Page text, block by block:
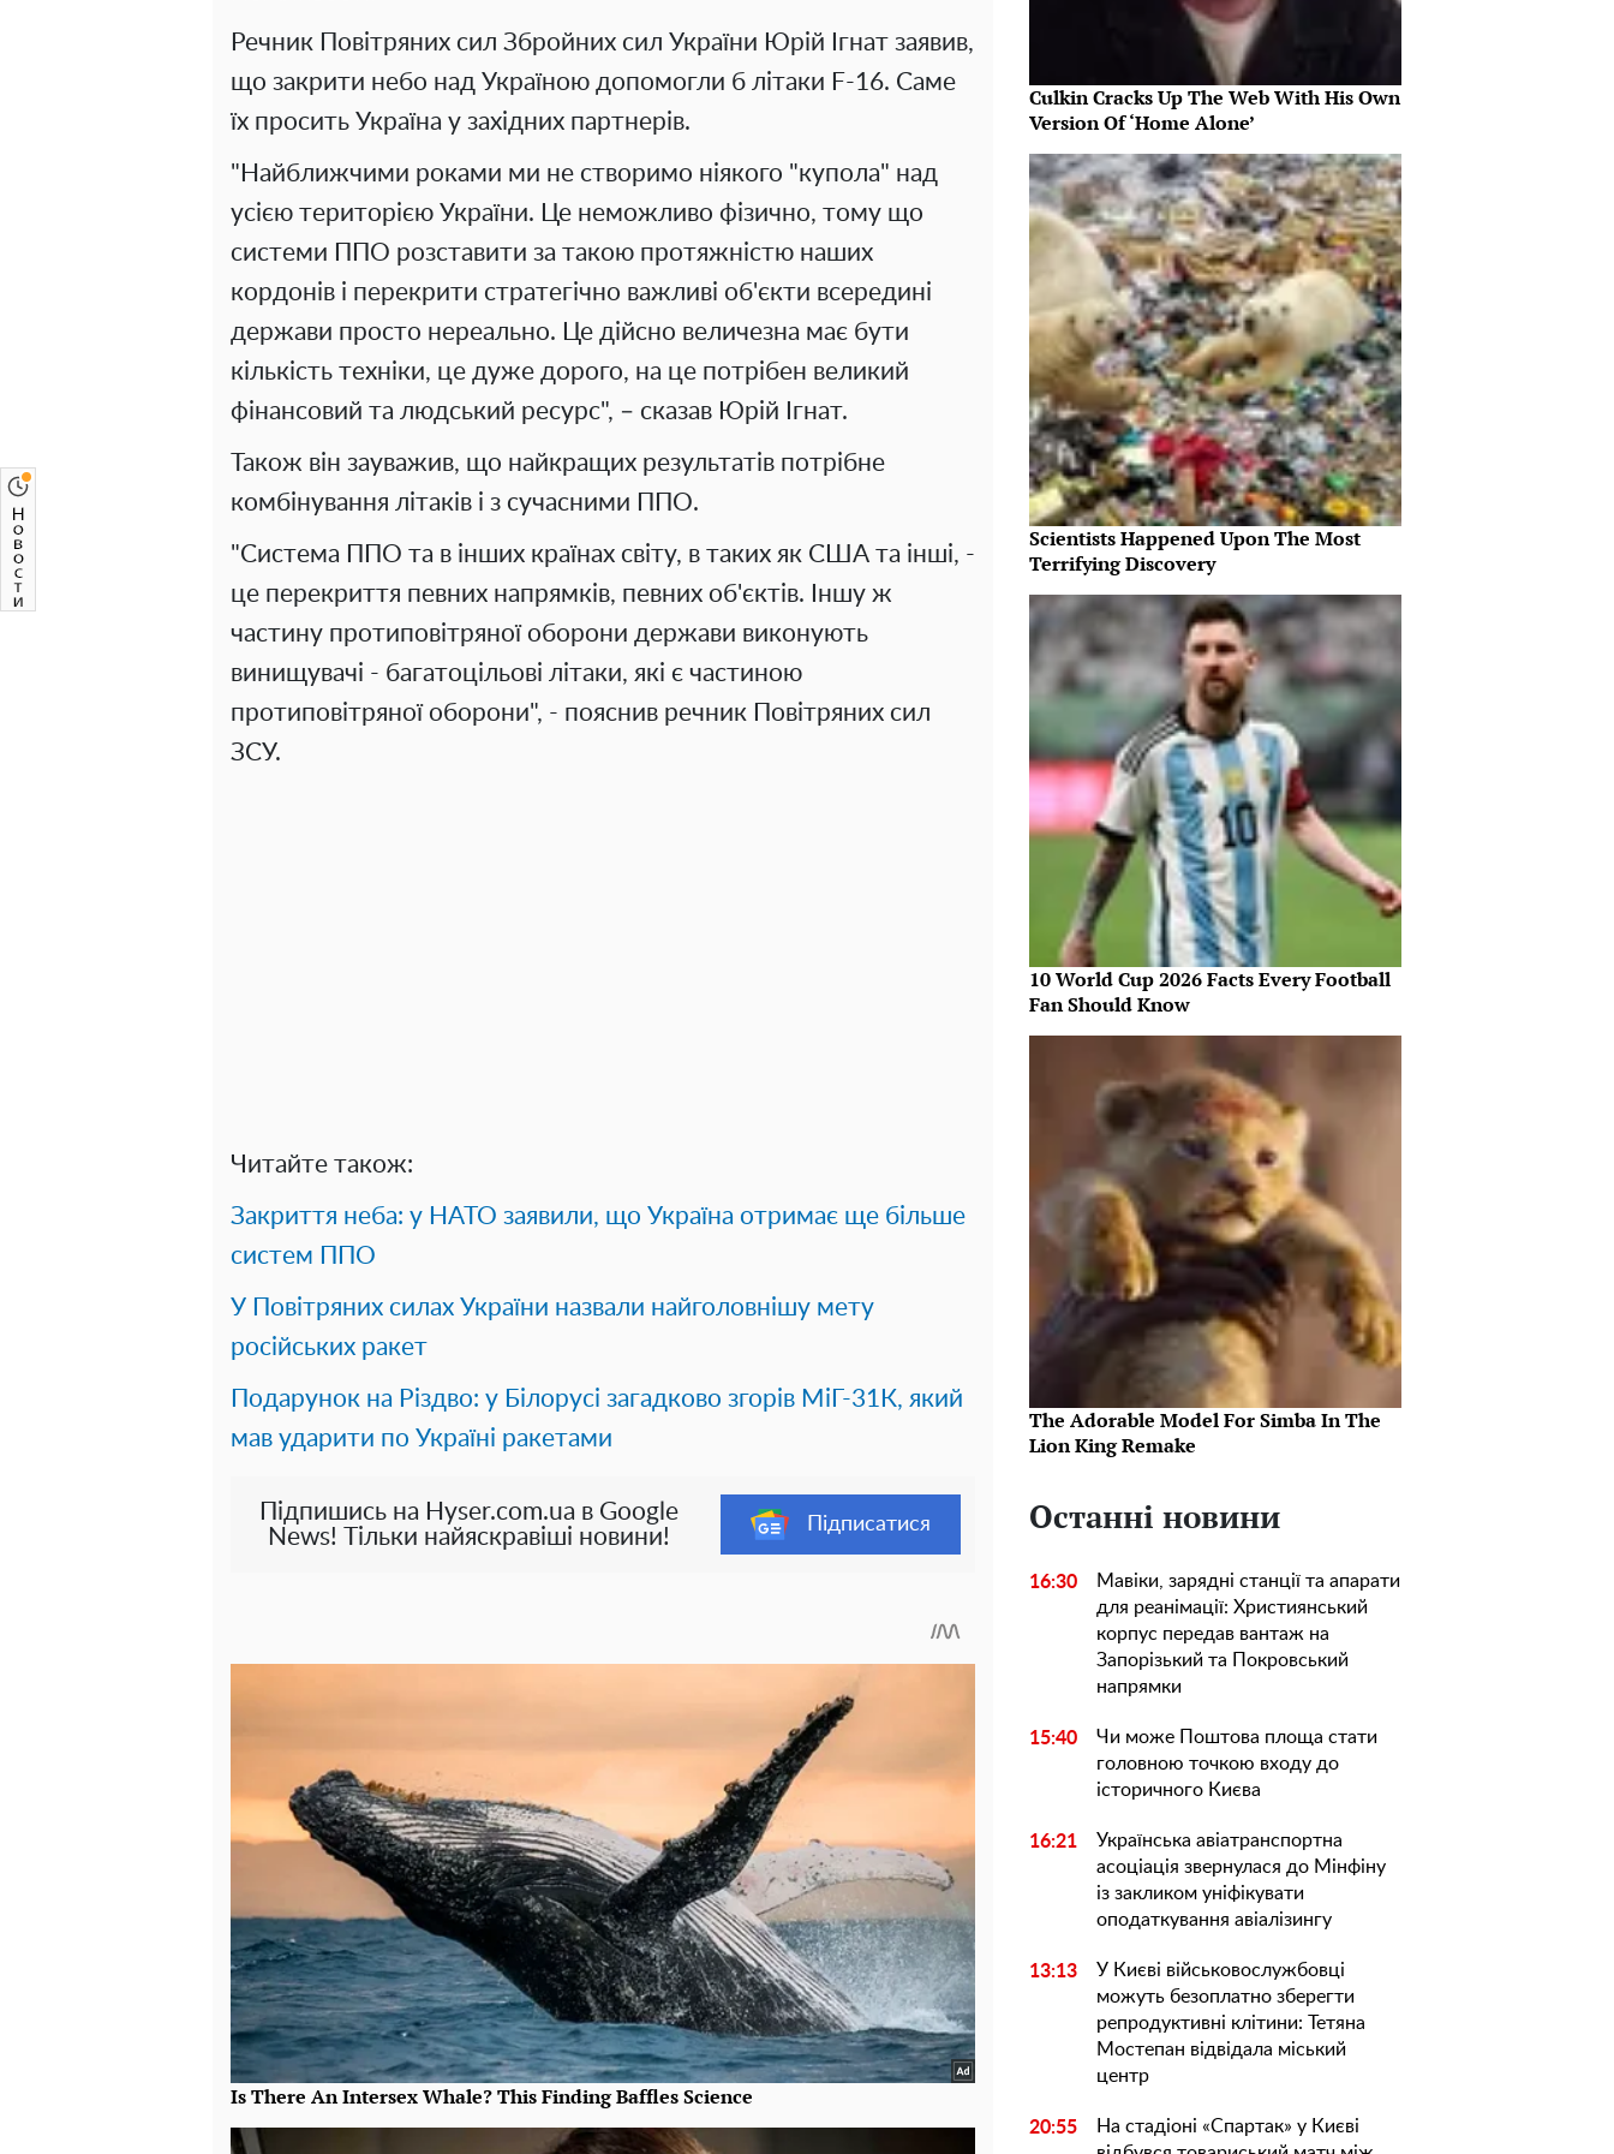
Речник Повітряних сил Збройних сил України Юрій Ігнат заявив,
що закрити небо над Україною допомогли б літаки F-16. Саме
їх просить Україна у західних партнерів.
"Найближчими роками ми не створимо ніякого "купола" над
усією територією України. Це неможливо фізично, тому що
системи ППО розставити за такою протяжністю наших
кордонів і перекрити стратегічно важливі об'єкти всередині
держави просто нереально. Це дійсно величезна має бути
кількість техніки, це дуже дорого, на це потрібен великий
фінансовий та людський ресурс", – сказав Юрій Ігнат.
Також він зауважив, що найкращих результатів потрібне
комбінування літаків і з сучасними ППО.
"Система ППО та в інших країнах світу, в таких як США та інші, -
це перекриття певних напрямків, певних об'єктів. Іншу ж
частину протиповітряної оборони держави виконують
винищувачі - багатоцільові літаки, які є частиною
протиповітряної оборони", - пояснив речник Повітряних сил
ЗСУ.
Читайте також:
Закриття неба: у НАТО заявили, що Україна отримає ще більше
систем ППО
У Повітряних силах України назвали найголовнішу мету
російських ракет
Подарунок на Різдво: у Білорусі загадково згорів МіГ-31К, який
мав ударити по Україні ракетами
Підпишись на Hyser.com.ua в Google
News! Тільки найяскравіші новини!
Підписатися
Culkin Cracks Up The Web With His Own
Version Of ‘Home Alone’
Scientists Happened Upon The Most
Terrifying Discovery
10 World Cup 2026 Facts Every Football
Fan Should Know
The Adorable Model For Simba In The
Lion King Remake
Останні новини
16:30
Мавіки, зарядні станції та апарати
для реанімації: Християнський
корпус передав вантаж на
Запорізький та Покровський
напрямки
15:40
Чи може Поштова площа стати
головною точкою входу до
історичного Києва
16:21
Українська авіатранспортна
асоціація звернулася до Мінфіну
із закликом уніфікувати
оподаткування авіалізингу
13:13
У Києві військовослужбовці
можуть безоплатно зберегти
репродуктивні клітини: Тетяна
Мостепан відвідала міський
центр
20:55
На стадіоні «Спартак» у Києві